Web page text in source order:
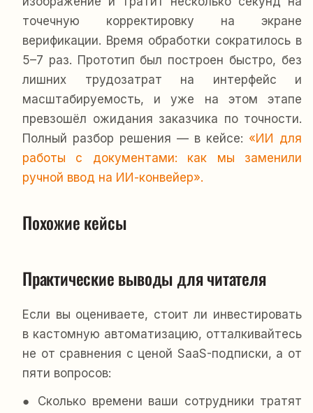
точечную корректировку на экране
верификации. Время обработки сократилось в
5–7 раз. Прототип был построен быстро, без
лишних трудозатрат на интерфейс и
масштабируемость, и уже на этом этапе
превзошёл ожидания заказчика по точности.
Полный разбор решения — в кейсе: «ИИ для
работы с документами: как мы заменили
ручной ввод на ИИ-конвейер».
Похожие кейсы
документации в 7 раз с помощью ИИ
Перезапустили инвест-платформу:
#python #python
Практические выводы для читателя
Если вы оцениваете, стоит ли инвестировать
в кастомную автоматизацию, отталкивайтесь
не от сравнения с ценой SaaS-подписки, а от
пяти вопросов:
● Сколько времени ваши сотрудники тратят